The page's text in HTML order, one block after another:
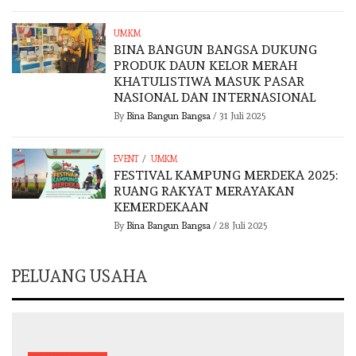
UMKM
BINA BANGUN BANGSA DUKUNG
PRODUK DAUN KELOR MERAH
KHATULISTIWA MASUK PASAR
NASIONAL DAN INTERNASIONAL
By Bina Bangun Bangsa/ 31 Juli 2025
EVENT / UMKM
FESTIVAL KAMPUNG MERDEKA 2025:
RUANG RAKYAT MERAYAKAN
KEMERDEKAAN
By Bina Bangun Bangsa/ 28 Juli 2025
PELUANG USAHA